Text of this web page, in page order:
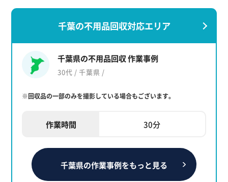
千葉の不用品回収対応エリア
千葉県の不用品回収 作業事例
30代 / 千葉県 /
※回収品の一部のみを撮影している場合もございます。
作業時間 30分
千葉県の作業事例をもっと見る